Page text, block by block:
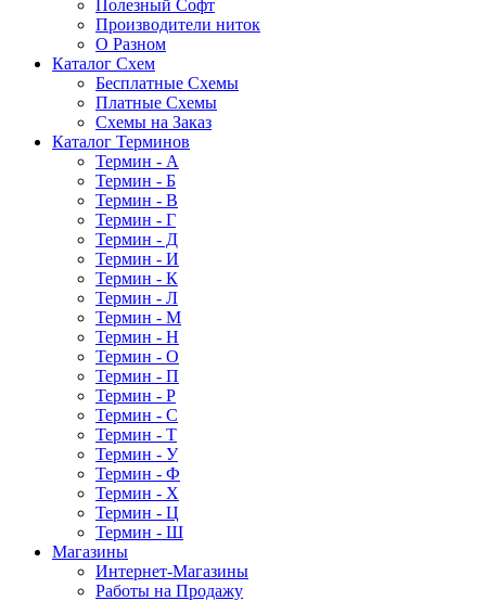
Полезный Софт
Производители ниток
О Разном
Каталог Схем
Бесплатные Схемы
Платные Схемы
Схемы на Заказ
Каталог Терминов
Термин - А
Термин - Б
Термин - В
Термин - Г
Термин - Д
Термин - И
Термин - К
Термин - Л
Термин - М
Термин - Н
Термин - О
Термин - П
Термин - Р
Термин - С
Термин - Т
Термин - У
Термин - Ф
Термин - Х
Термин - Ц
Термин - Ш
Магазины
Интернет-Магазины
Работы на Продажу